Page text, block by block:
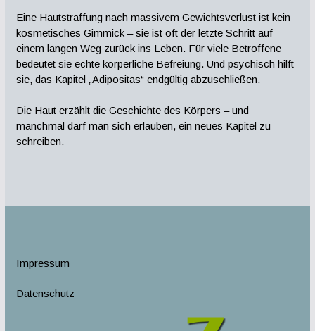
Eine Hautstraffung nach massivem Gewichtsverlust ist kein
kosmetisches Gimmick – sie ist oft der letzte Schritt auf
einem langen Weg zurück ins Leben. Für viele Betroffene
bedeutet sie echte körperliche Befreiung. Und psychisch hilft
sie, das Kapitel „Adipositas“ endgültig abzuschließen.
Die Haut erzählt die Geschichte des Körpers – und
manchmal darf man sich erlauben, ein neues Kapitel zu
schreiben.
Impressum
Datenschutz